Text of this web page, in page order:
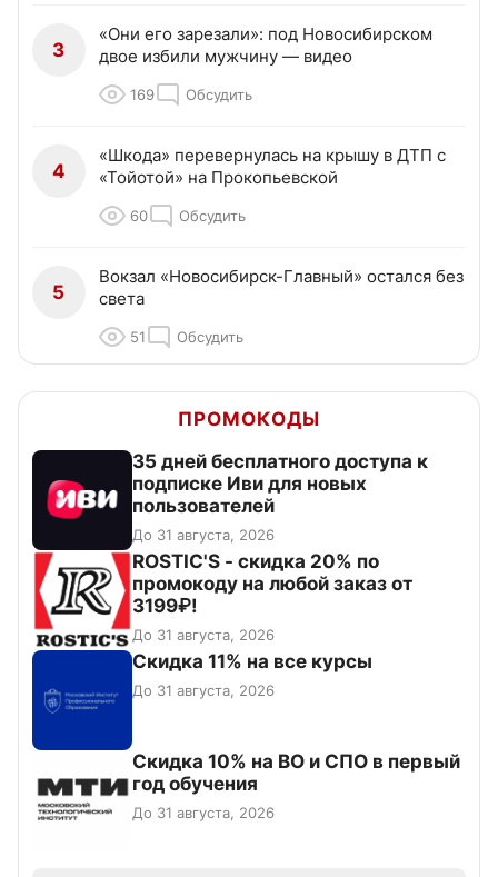
3
«Они его зарезали»: под Новосибирском
двое избили мужчину — видео
169 Обсудить
4
«Шкода» перевернулась на крышу в ДТП с
«Тойотой» на Прокопьевской
60 Обсудить
5
Вокзал «Новосибирск-Главный» остался без
света
51 Обсудить
ПРОМОКОДЫ
35 дней бесплатного доступа к
подписке Иви для новых
пользователей
До 31 августа, 2026
ROSTIC'S - скидка 20% по
промокоду на любой заказ от
3199₽!
До 31 августа, 2026
Скидка 11% на все курсы
До 31 августа, 2026
Скидка 10% на ВО и СПО в первый
год обучения
До 31 августа, 2026